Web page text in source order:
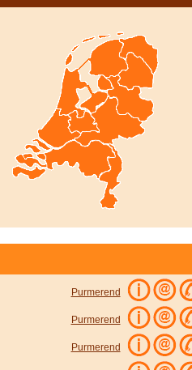
Purmerend
Purmerend
Purmerend